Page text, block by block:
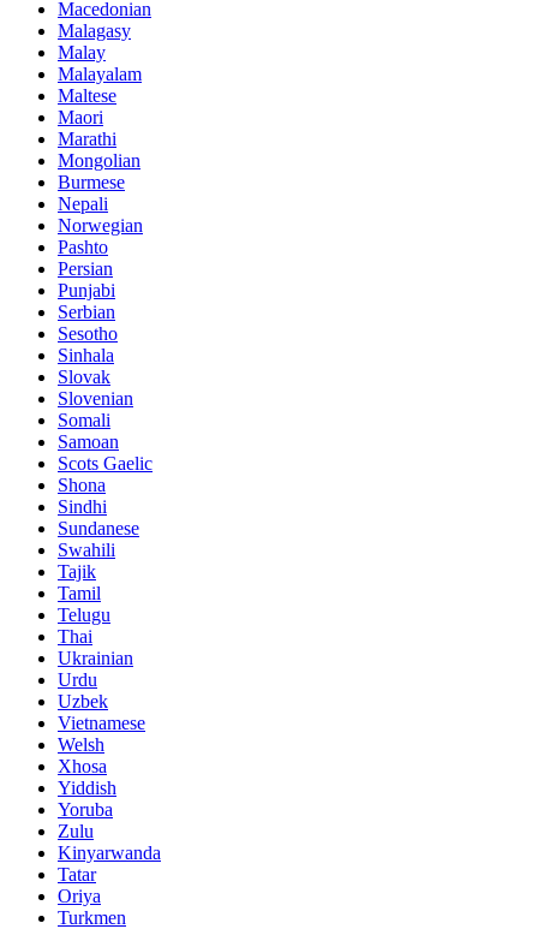
Macedonian
Malagasy
Malay
Malayalam
Maltese
Maori
Marathi
Mongolian
Burmese
Nepali
Norwegian
Pashto
Persian
Punjabi
Serbian
Sesotho
Sinhala
Slovak
Slovenian
Somali
Samoan
Scots Gaelic
Shona
Sindhi
Sundanese
Swahili
Tajik
Tamil
Telugu
Thai
Ukrainian
Urdu
Uzbek
Vietnamese
Welsh
Xhosa
Yiddish
Yoruba
Zulu
Kinyarwanda
Tatar
Oriya
Turkmen